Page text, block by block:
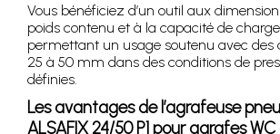
Vous bénéficiez d’un outil aux
poids contenu et à la capacité de
permettant un usage soutenu avec des
25 à 50 mm dans des conditions de
définies.
Les avantages de l’agrafeuse
ALSAFIX 24/50 P1 pour agrafes